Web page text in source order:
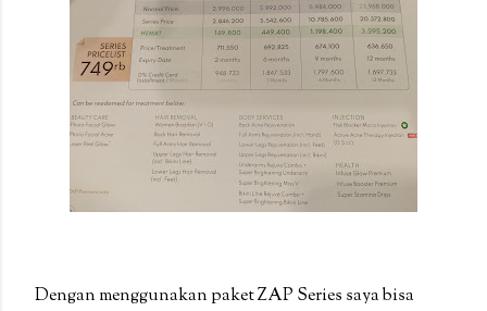
Dengan menggunakan paket ZAP Series saya bisa